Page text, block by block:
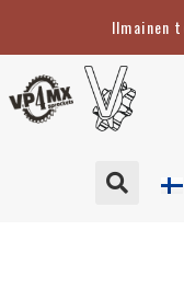
Ilmainen